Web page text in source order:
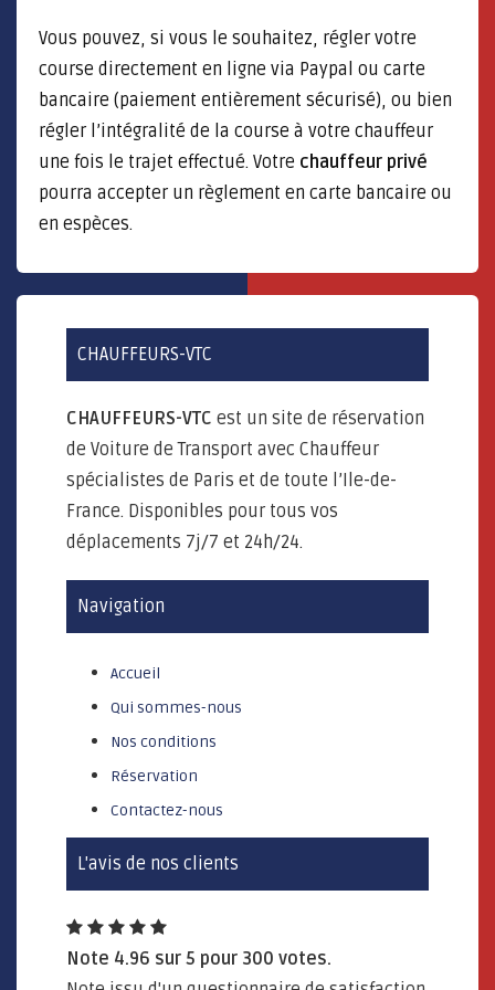
Vous pouvez, si vous le souhaitez, régler votre
course directement en ligne via Paypal ou carte
bancaire (paiement entièrement sécurisé), ou bien
régler l’intégralité de la course à votre chauffeur
une fois le trajet effectué. Votre chauffeur privé
pourra accepter un règlement en carte bancaire ou
en espèces.
CHAUFFEURS-VTC
CHAUFFEURS-VTC est un site de réservation
de Voiture de Transport avec Chauffeur
spécialistes de Paris et de toute l’Ile-de-
France. Disponibles pour tous vos
déplacements 7j/7 et 24h/24.
Navigation
Accueil
Qui sommes-nous
Nos conditions
Réservation
Contactez-nous
L'avis de nos clients
Note 4.96 sur 5 pour 300 votes.